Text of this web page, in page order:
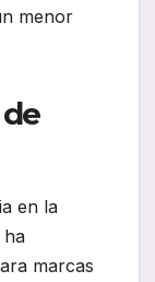
menor
en la
ha
marcas